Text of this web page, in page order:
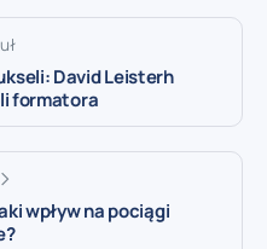
David Leisterh
formatora
wpływ na pociągi